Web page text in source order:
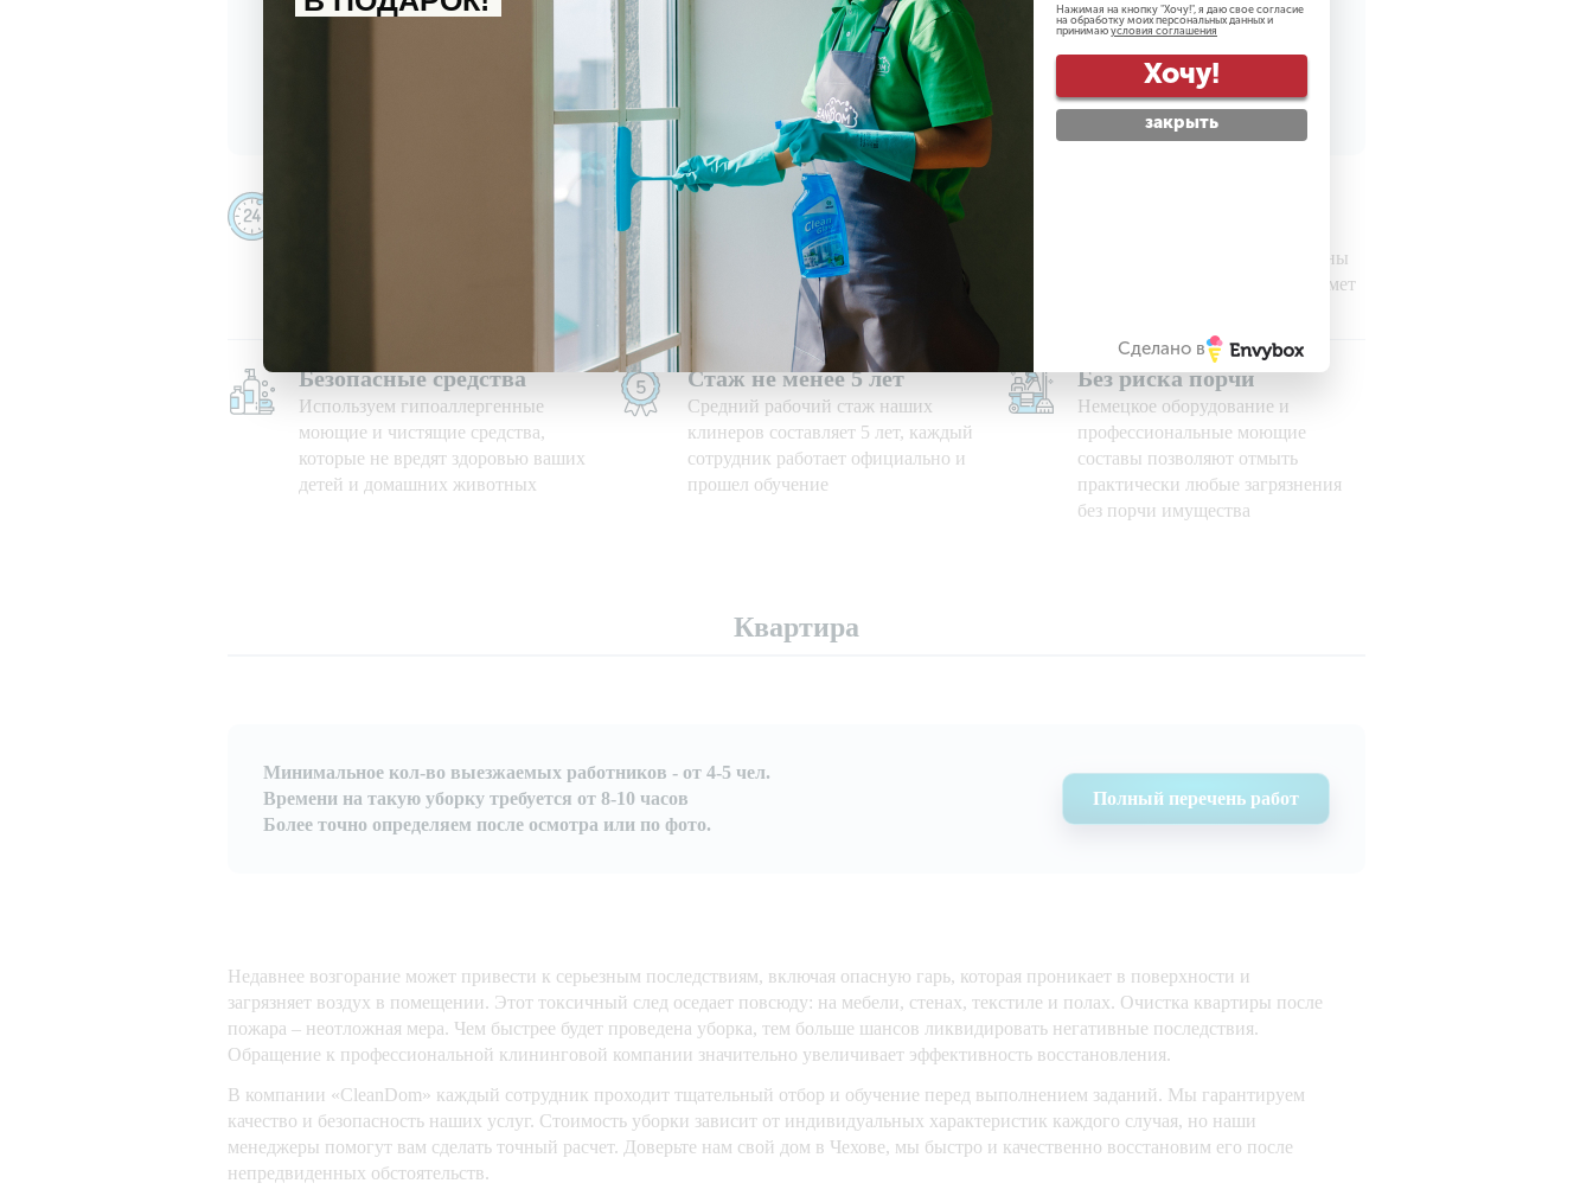
политикой обработки персональных данных ознакомлен(-а) и даюсогласиена обработку персональных данных
на получение информации о скидках и акциях
Используем свои средства
Приезжаем на уборку с
профессиональными моющими
средствами и необходимым
оборудованием
Все наши сотрудники проверены
службой безопасности на предмет
Безопасные средства
Используем гипоаллергенные
моющие и чистящие средства,
которые не вредят здоровью ваших
детей и домашних животных
Стаж не менее 5 лет
Средний рабочий стаж наших
клинеров составляет 5 лет, каждый
сотрудник работает официально и
прошел обучение
Без риска порчи
Немецкое оборудование и
профессиональные моющие
составы позволяют отмыть
практически любые загрязнения
без порчи имущества
Квартира
Минимальное кол-во выезжаемых работников - от 4-5 чел.
Времени на такую уборку требуется от 8-10 часов
Более точно определяем после осмотра или по фото.
Полный перечень работ
Недавнее возгорание может привести к серьезным последствиям, включая опасную гарь, которая проникает в поверхности и
загрязняет воздух в помещении. Этот токсичный след оседает повсюду: на мебели, стенах, текстиле и полах. Очистка квартиры после
пожара – неотложная мера. Чем быстрее будет проведена уборка, тем больше шансов ликвидировать негативные последствия.
Обращение к профессиональной клининговой компании значительно увеличивает эффективность восстановления.
В компании «CleanDom» каждый сотрудник проходит тщательный отбор и обучение перед выполнением заданий. Мы гарантируем
качество и безопасность наших услуг. Стоимость уборки зависит от индивидуальных характеристик каждого случая, но наши
менеджеры помогут вам сделать точный расчет. Доверьте нам свой дом в Чехове, мы быстро и качественно восстановим его после
непредвиденных обстоятельств.
Нажимая на кнопку "Хочу!", я даю свое согласие
на обработку моих персональных данных и
принимаю условия соглашения
Хочу!
закрыть
Сделано в